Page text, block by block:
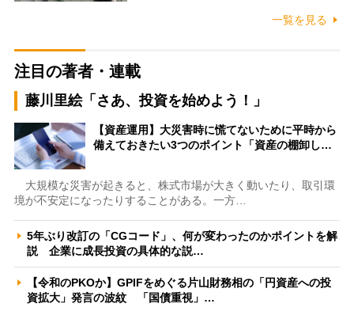
一覧を見る
注目の著者・連載
藤川里絵「さあ、投資を始めよう！」
【資産運用】大災害時に慌てないために平時から
備えておきたい3つのポイント「資産の棚卸し…
大規模な災害が起きると、株式市場が大きく動いたり、取引環
境が不安定になったりすることがある。一方…
5年ぶり改訂の「CGコード」、何が変わったのかポイントを解
説 企業に成長投資の具体的な説…
【令和のPKOか】GPIFをめぐる片山財務相の「円資産への投
資拡大」発言の波紋 「国債重視」…